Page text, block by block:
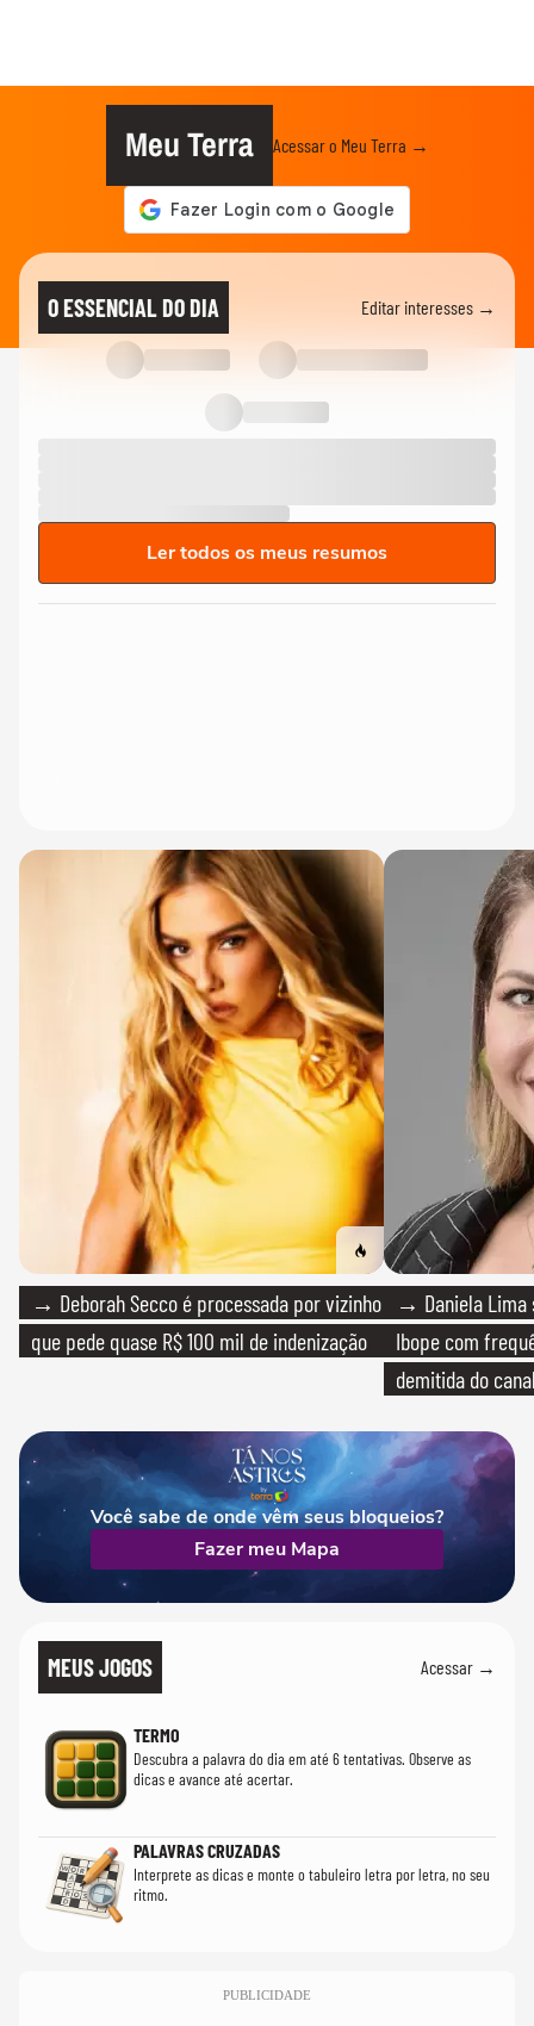
Meu Terra Acessar o Meu Terra →
O ESSENCIAL DO DIA Editar interesses →
Ler todos os meus resumos
→ Deborah Secco é processada por vizinho
que pede quase R$ 100 mil de indenização
→ Daniela Lima
Ibope com
demitida do
Você sabe de onde vêm seus bloqueios?
Fazer meu Mapa
MEUS JOGOS Acessar →
TERMO
Descubra a palavra do dia em até 6 tentativas. Observe as
dicas e avance até acertar.
PALAVRAS CRUZADAS
Interprete as dicas e monte o tabuleiro letra por letra, no seu
ritmo.
PUBLICIDADE